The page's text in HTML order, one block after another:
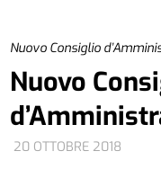
Nuovo Consiglio
20 OTTOBRE 2018
Nuovo